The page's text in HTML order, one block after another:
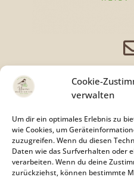
Cookie-
verwalten
Um dir ein optimales Erlebnis zu
wie Cookies, um
zuzugreifen. Wenn du diesen
Daten wie das Surfverhalten oder
verarbeiten. Wenn du deine
zurückziehst, können bestimmte